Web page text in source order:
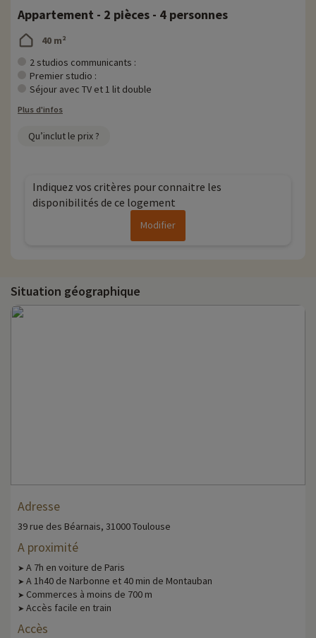
Appartement - 2 pièces - 4 personnes
40 m²
2 studios communicants :
Premier studio :
Séjour avec TV et 1 lit double
Plus d'infos
Qu’inclut le prix ?
Indiquez vos critères pour connaitre les
disponibilités de ce logement
Modifier
Situation géographique
Adresse
39 rue des Béarnais, 31000 Toulouse
A proximité
➤ A 7h en voiture de Paris
➤ A 1h40 de Narbonne et 40 min de Montauban
➤ Commerces à moins de 700 m
➤ Accès facile en train
Accès